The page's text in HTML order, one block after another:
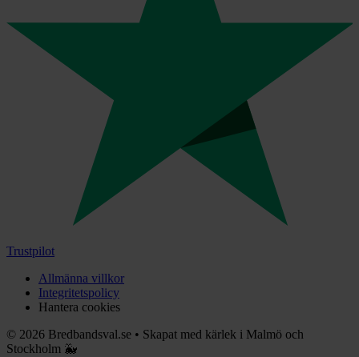
Trustpilot
Allmänna villkor
Integritetspolicy
Hantera cookies
© 2026 Bredbandsval.se • Skapat med kärlek i Malmö och
Stockholm 🐳